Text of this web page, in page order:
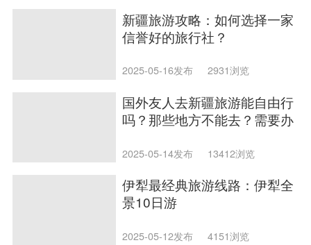
新疆旅游攻略：如何选择一家
信誉好的旅行社？
2025-05-16发布 2931浏览
国外友人去新疆旅游能自由行
吗？那些地方不能去？需要办
2025-05-14发布 13412浏览
伊犁最经典旅游线路：伊犁全
景10日游
2025-05-12发布 4151浏览